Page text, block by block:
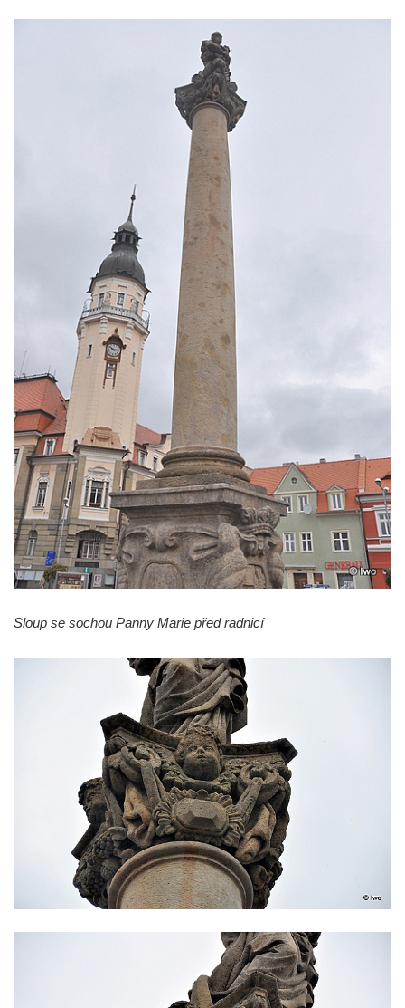
Sloup se sochou Piety ve Chlumci
Sloup svatého Prokopa na 2. náměstí v
Sloup s kaplicí (boží muka) v ulici ČSLA v
Sloup svatého Antonína Paduánského u
polní cesty jihovýchodně od Skalice u
České Lípy
Sloup svatého Václava na Václavském
náměstí v Lovosicích
Sloup svatého Jana Nepomuckého v
Žibřidicích
Sloup svatého Jana Nepomuckého v
Janské
Sloup svatého Jana Nepomuckého v
Roudnici nad Labem
Sloup se sochou svatého Vavřince v
Roudnici nad Labem
Sloup svatého Václava v Kamenici u Zákup
Sloup Panny Marie v údolí Kamenického
potoka u Zákup
Zákupech
Nepomuckého u Bredovského letohrádku
Sloup s kaplicí (boží muka) u Rynoltic
Sloup s kaplicí (boží muka) v Jablonném v
Podještědí – Markvarticích
Sloup s kaplicí (boží muka) ve Lvové
Sloup Nejsvětější Trojice v Zákupech
Sloup Panny Marie v Okrouhlické ulici v
Mimoni
Sloup se sochou Anny Samotřetí v Hrádku
Sloup Panny Marie v Bělé pod Bezdězem
Sloup s kaplicí (boží muka) u Hvězdy
Sloup s kaplicí (boží muka) v Kyjích
Sloup se sochou Panny Marie před radnicí